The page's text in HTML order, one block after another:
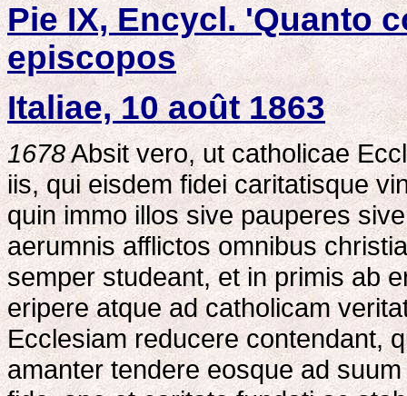
Pie IX, Encycl. 'Quanto
episcopos
Italiae, 10 août 1863
1678Absit vero, ut catholicae
iis, qui eisdem fidei caritatisque
quin immo illos sive pauperes
aerumnis afflictos omnibus
semper studeant, et in primis ab
eripere atque ad catholicam
Ecclesiam reducere contendant,
amanter tendere eosque ad